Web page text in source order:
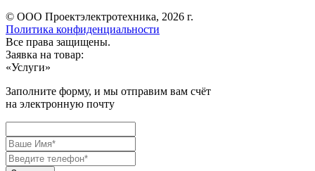
© ООО Проектэлектротехника, 2026 г.
Политика конфиденциальности
Все права защищены.
Заявка на товар:
«Услуги»
Заполните форму, и мы отправим вам счёт
на электронную почту